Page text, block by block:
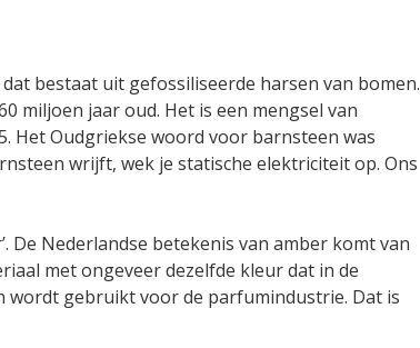
bestaat uit gefossiliseerde harsen van bomen.
miljoen jaar oud. Het is een mengsel van
Het Oudgriekse woord voor barnsteen was
wrijft, wek je statische elektriciteit op. Ons
De Nederlandse betekenis van amber komt van
met ongeveer dezelfde kleur dat in de
wordt gebruikt voor de parfumindustrie. Dat is